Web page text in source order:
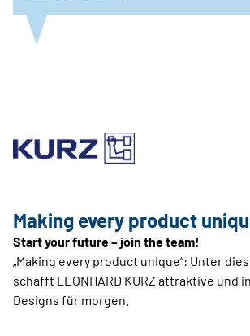
Making every product
Start your future – join the team!
„Making every product unique“: Unter
schafft LEONHARD KURZ attraktive und
Designs für morgen.